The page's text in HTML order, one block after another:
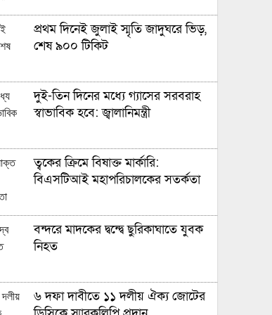
প্রথম দিনেই জুলাই স্মৃতি জাদুঘরে ভিড়,
শেষ ৯০০ টিকিট
দুই-তিন দিনের মধ্যে গ্যাসের সরবরাহ
স্বাভাবিক হবে: জ্বালানিমন্ত্রী
ত্বকের ক্রিমে বিষাক্ত মার্কারি:
বিএসটিআই মহাপরিচালকের সতর্কতা
বন্দরে মাদকের দ্বন্দ্বে ছুরিকাঘাতে যুবক
নিহত
৬ দফা দাবীতে ১১ দলীয় ঐক্য জোটের